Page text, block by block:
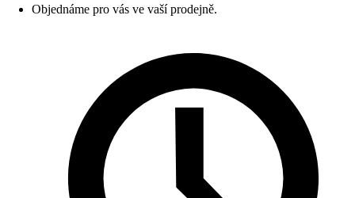
Objednáme pro vás ve vaší prodejně.